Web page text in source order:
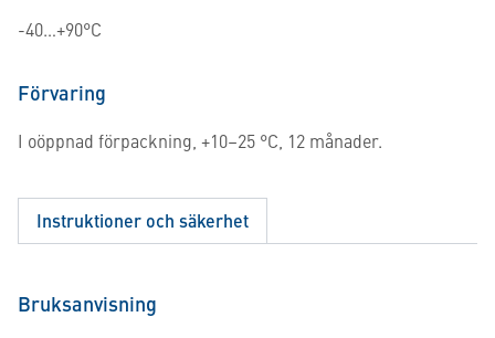
-40…+90°C
Förvaring
I oöppnad förpackning, +10–25 °C, 12 månader.
Instruktioner och säkerhet
Bruksanvisning